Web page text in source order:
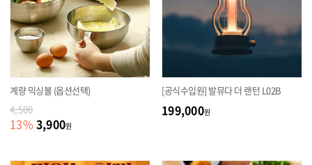
계량 믹싱볼 (옵션선택)
4,500
13% 3,900원
[공식수입원] 발뮤다 더 랜턴 L02B
199,000원